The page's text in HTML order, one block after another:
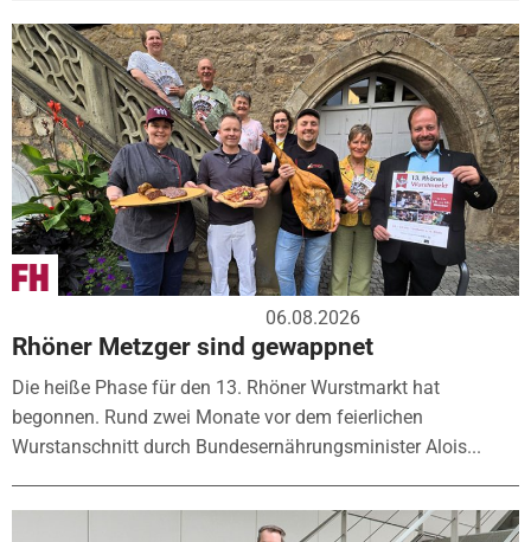
06.08.2026
Rhöner Metzger sind gewappnet
Die heiße Phase für den 13. Rhöner Wurstmarkt hat
begonnen. Rund zwei Monate vor dem feierlichen
Wurstanschnitt durch Bundesernährungsminister Alois...